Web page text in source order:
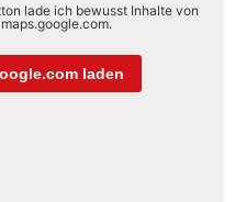
lade ich bewusst Inhalte von
laden